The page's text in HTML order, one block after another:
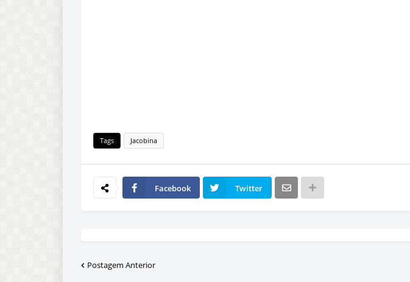
Tags Jacobina
Facebook Twitter
Postagem Anterior